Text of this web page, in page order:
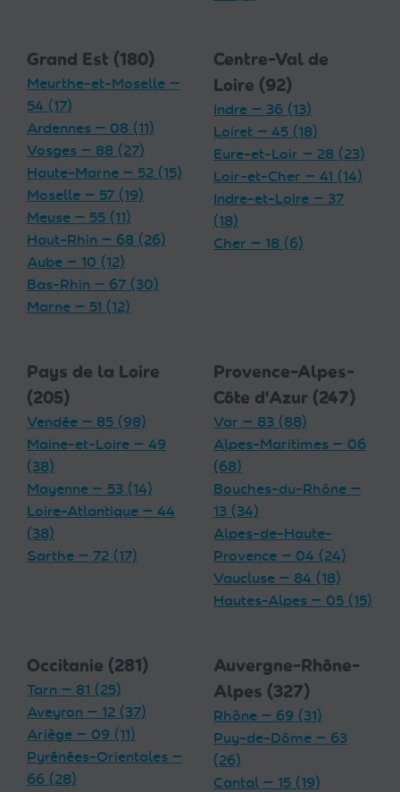
Grand Est (180)
Meurthe-et-Moselle —
54 (17)
Ardennes — 08 (11)
Vosges — 88 (27)
Haute-Marne — 52 (15)
Moselle — 57 (19)
Meuse — 55 (11)
Haut-Rhin — 68 (26)
Aube — 10 (12)
Bas-Rhin — 67 (30)
Marne — 51 (12)
Centre-Val de
Loire (92)
Indre — 36 (13)
Loiret — 45 (18)
Eure-et-Loir — 28 (23)
Loir-et-Cher — 41 (14)
Indre-et-Loire — 37
(18)
Cher — 18 (6)
Pays de la Loire
(205)
Vendée — 85 (98)
Maine-et-Loire — 49
(38)
Mayenne — 53 (14)
Loire-Atlantique — 44
(38)
Sarthe — 72 (17)
Provence-Alpes-
Côte d'Azur (247)
Var — 83 (88)
Alpes-Maritimes — 06
(68)
Bouches-du-Rhône —
13 (34)
Alpes-de-Haute-
Provence — 04 (24)
Vaucluse — 84 (18)
Hautes-Alpes — 05 (15)
Occitanie (281)
Tarn — 81 (25)
Aveyron — 12 (37)
Ariège — 09 (11)
Pyrénées-Orientales —
66 (28)
Auvergne-Rhône-
Alpes (327)
Rhône — 69 (31)
Puy-de-Dôme — 63
(26)
Cantal — 15 (19)